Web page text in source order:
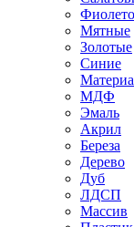
Мятные
Золотые
Синие
МДФ
Эмаль
Акрил
Береза
Дерево
Дуб
ЛДСП
Массив